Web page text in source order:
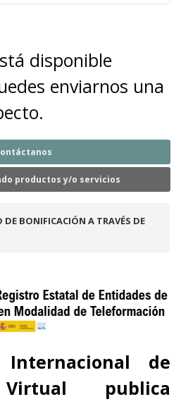
disponible
enviarnos una
productos y/o servicios
BONIFICACIÓN A TRAVÉS DE
Internacional de
publica